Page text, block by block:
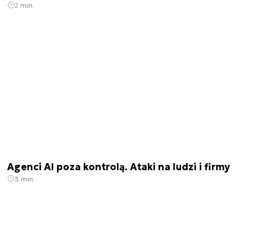
2 min.
Agenci AI poza kontrolą. Ataki na ludzi i firmy
3 min.